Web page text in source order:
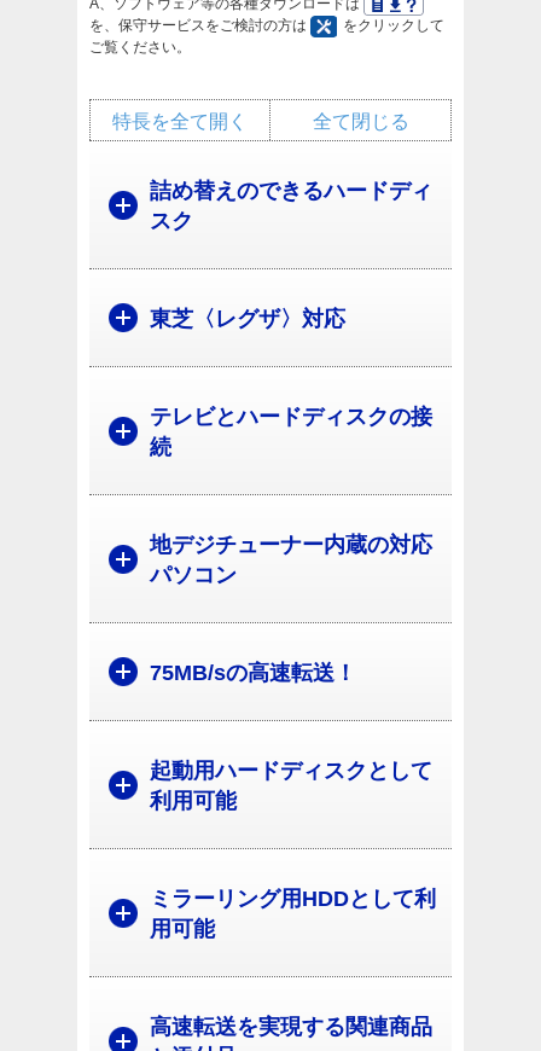
A、ソフトウェア等の各種ダウンロードは
を、保守サービスをご検討の方は
をクリックして
ご覧ください。
全て閉じる
特長を全て開く
詰め替えのできるハードディ
スク
東芝〈レグザ〉対応
テレビとハードディスクの接
続
地デジチューナー内蔵の対応
パソコン
75MB/sの高速転送！
起動用ハードディスクとして
利用可能
ミラーリング用HDDとして利
用可能
高速転送を実現する関連商品